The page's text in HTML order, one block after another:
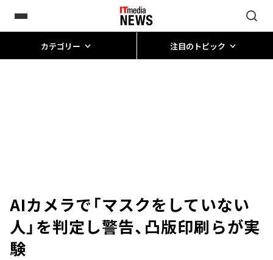
カテゴリー 注目のトピック
AIカメラで「マスクをしていない
人」を判定し警告、凸版印刷らが実
験